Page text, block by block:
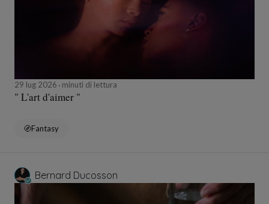
29 lug 2026 minuti di lettura
" L'art d'aimer "
Fantasy
Bernard Ducosson